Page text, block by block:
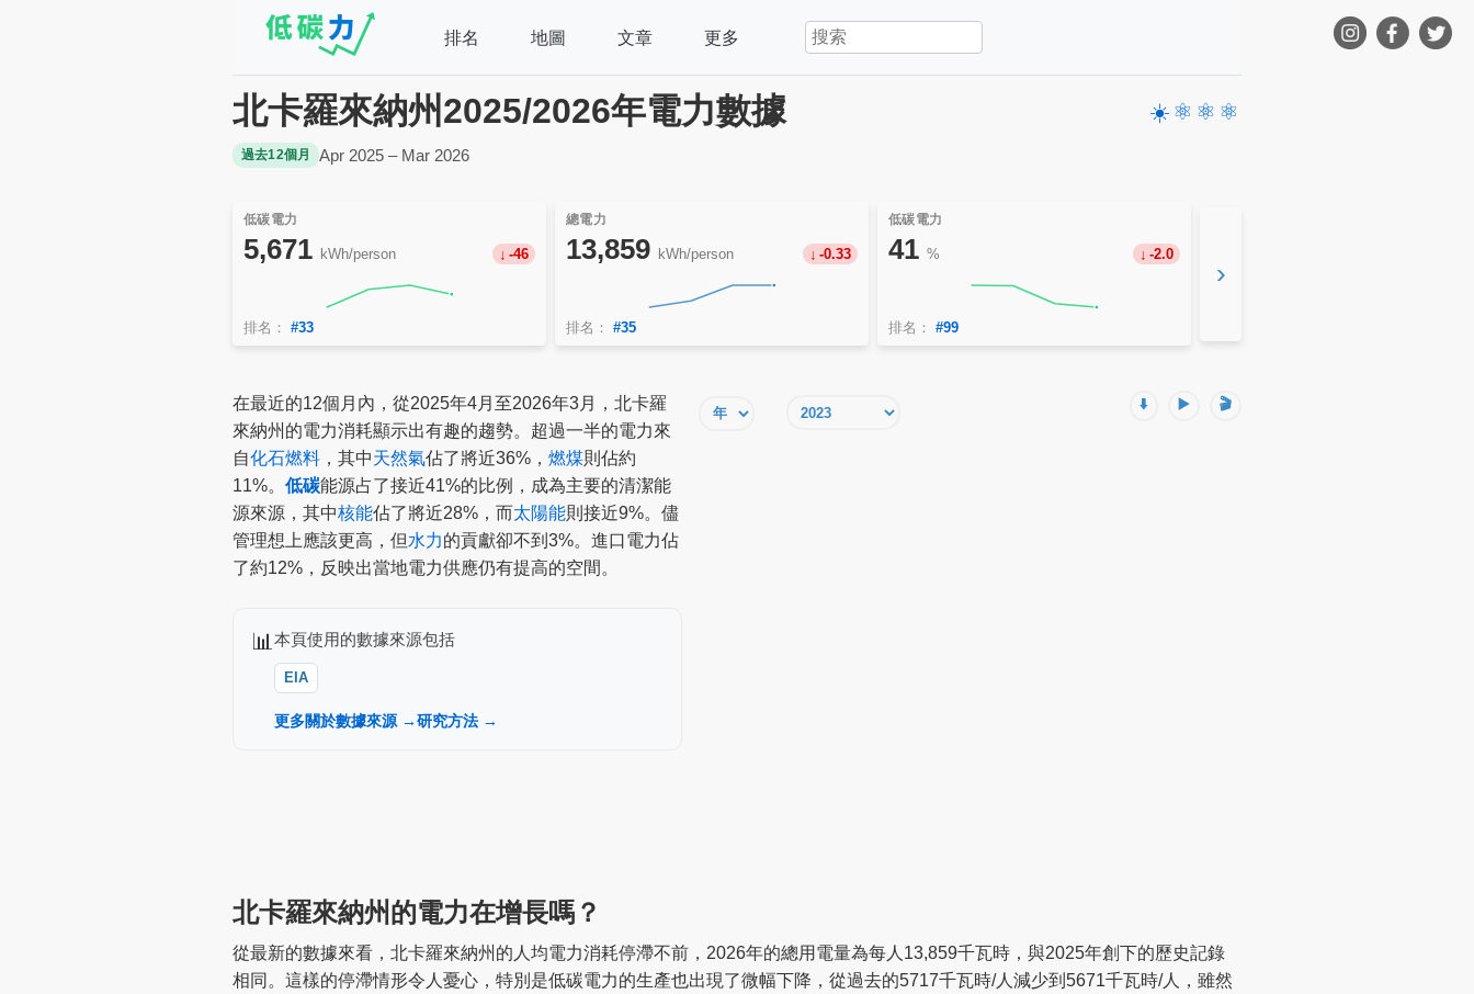
排名 地圖 文章 更多
北卡羅來納州2025/2026年電力數據 ☀️ ⚛️ ⚛️ ⚛️
過去12個月 Apr 2025 – Mar 2026
低碳電力
5,671 kWh/person -46
排名： #33
總電力
13,859 kWh/person -0.33
排名： #35
低碳電力
41 % -2.0
排名： #99
›
⬇️ ▶️ 🎬
在最近的12個月內，從2025年4月至2026年3月，北卡羅
來納州的電力消耗顯示出有趣的趨勢。超過一半的電力來
自化石燃料 ，其中天然氣佔了將近36%， 燃煤則佔約
11%。 低碳能源占了接近41%的比例，成為主要的清潔能
源來源，其中核能佔了將近28%，而太陽能則接近9%。儘
管理想上應該更高，但水力的貢獻卻不到3%。進口電力佔
了約12%，反映出當地電力供應仍有提高的空間。
📊 本頁使用的數據來源包括
EIA
更多關於數據來源 →研究方法 →
北卡羅來納州的電力在增長嗎？
從最新的數據來看，北卡羅來納州的人均電力消耗停滯不前，2026年的總用電量為每人13,859千瓦時，與2025年創下的歷史記錄
相同。這樣的停滯情形令人憂心，特別是低碳電力的生產也出現了微幅下降，從過去的5717千瓦時/人減少到5671千瓦時/人，雖然